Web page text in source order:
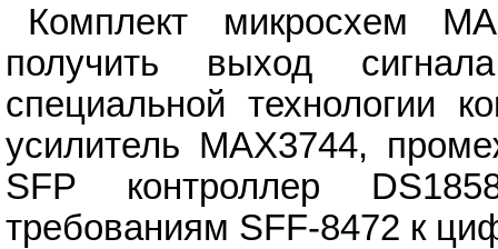
Комплект микросхем
получить выход
специальной технологии
усилитель MAX3744,
SFP контроллер
требованиям SFF-8472 к